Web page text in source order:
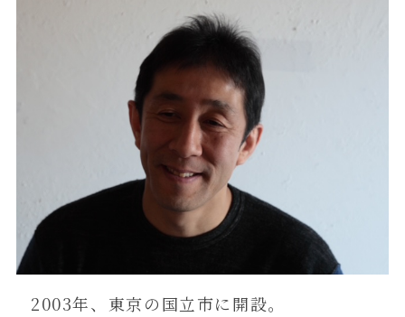
2003年、東京の国立市に開設。